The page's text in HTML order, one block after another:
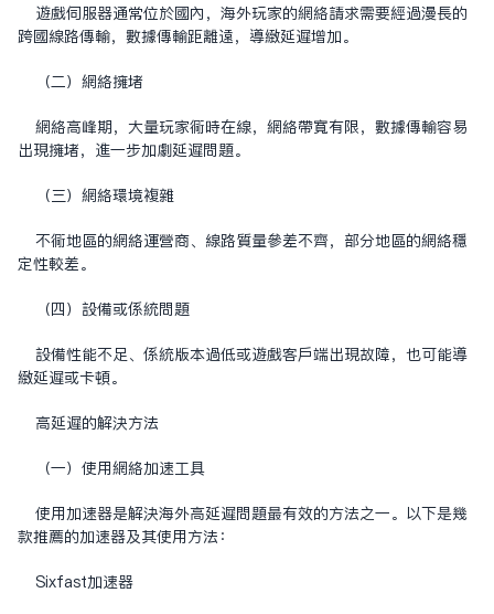
遊戲伺服器通常位於國內，海外玩家的網絡請求需要經過漫長的
跨国線路傳輸，數據傳輸距離遠，導致延遲增加。
（二）網絡擁堵
網絡高峰期，大量玩家同時在線，網絡帶寬有限，數據傳輸容易
出現擁堵，進一步加劇延遲問題。
（三）網絡環境複雜
不同地區的網絡運營商、線路質量參差不齊，部分地區的網絡穩
定性較差。
（四）設備或系統問題
設備性能不足、系統版本過低或遊戲客戶端出現故障，也可能導
致延遲或卡頓。
高延遲的解決方法
（一）使用網絡加速工具
使用加速器是解決海外高延遲問題最有效的方法之一。以下是幾
款推薦的加速器及其使用方法：
Sixfast加速器